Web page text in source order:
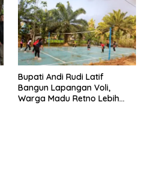
Bupati Andi Rudi Latif
Bangun Lapangan Voli,
Warga Madu Retno Lebih